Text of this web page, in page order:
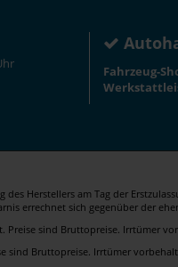
Fahrzeug-
Herstellers am Tag der
errechnet sich gegenüber der
Preise sind Bruttopreise. Irrtümer
sind Bruttopreise. Irrtümer